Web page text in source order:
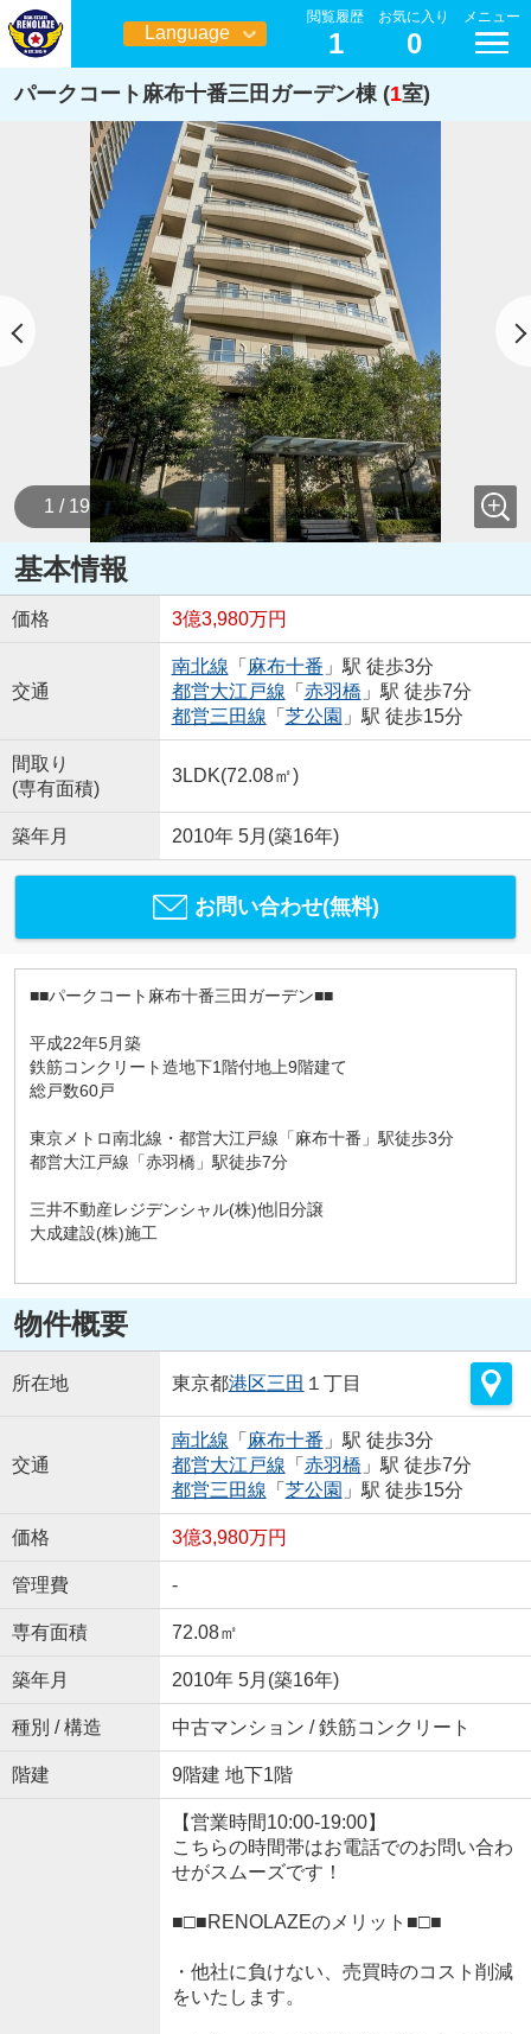
Language
日本語
閲覧履歴
1
お気に入り
0
メニュー
パークコート麻布十番三田ガーデン棟 (1室)
1 / 19
基本情報
価格 3億3,980万円
交通
南北線 「 麻布十番 」駅 徒歩3分
都営大江戸線 「 赤羽橋 」駅 徒歩7分
都営三田線 「 芝公園 」駅 徒歩15分
間取り
(専有面積)
3LDK(72.08㎡)
築年月 2010年 5月(築16年)
お問い合わせ(無料)
■■パークコート麻布十番三田ガーデン■■
平成22年5月築
鉄筋コンクリート造地下1階付地上9階建て
総戸数60戸
東京メトロ南北線・都営大江戸線「麻布十番」駅徒歩3分
都営大江戸線「赤羽橋」駅徒歩7分
三井不動産レジデンシャル(株)他旧分譲
大成建設(株)施工
物件概要
所在地 東京都港区三田 １丁目
交通
南北線 「 麻布十番 」駅 徒歩3分
都営大江戸線 「 赤羽橋 」駅 徒歩7分
都営三田線 「 芝公園 」駅 徒歩15分
価格 3億3,980万円
管理費 -
専有面積 72.08㎡
築年月 2010年 5月(築16年)
種別 / 構造 中古マンション / 鉄筋コンクリート
階建 9階建 地下1階
【営業時間10:00-19:00】
こちらの時間帯はお電話でのお問い合わ
せがスムーズです！
■□■RENOLAZEのメリット■□■
・他社に負けない、売買時のコスト削減
をいたします。